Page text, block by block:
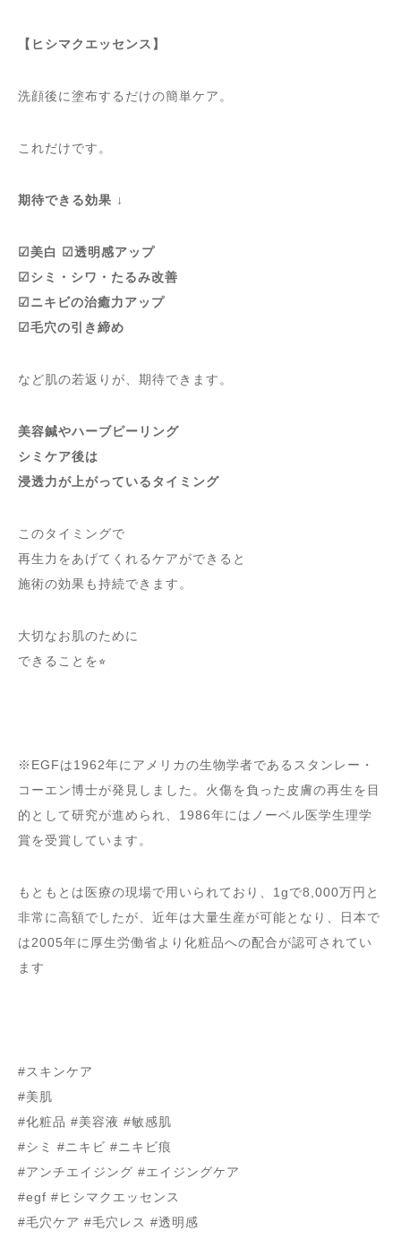
【ヒシマクエッセンス】
洗顔後に塗布するだけの簡単ケア。
これだけです。
期待できる効果 ↓
☑︎美白 ☑︎透明感アップ
☑︎シミ・シワ・たるみ改善
☑︎ニキビの治癒力アップ
☑︎毛穴の引き締め
など肌の若返りが、期待できます。
美容鍼やハーブピーリング
シミケア後は
浸透力が上がっているタイミング
このタイミングで
再生力をあげてくれるケアができると
施術の効果も持続できます。
大切なお肌のために
できることを⭐︎
※EGFは1962年にアメリカの生物学者であるスタンレー・
コーエン博士が発見しました。火傷を負った皮膚の再生を目
的として研究が進められ、1986年にはノーベル医学生理学
賞を受賞しています。
もともとは医療の現場で用いられており、1gで8,000万円と
非常に高額でしたが、近年は大量生産が可能となり、日本で
は2005年に厚生労働省より化粧品への配合が認可されてい
ます
#スキンケア
#美肌
#化粧品 #美容液 #敏感肌
#シミ #ニキビ #ニキビ痕
#アンチエイジング #エイジングケア
#egf #ヒシマクエッセンス
#毛穴ケア #毛穴レス #透明感